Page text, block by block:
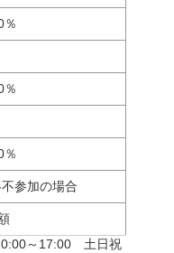
％
％
％
参加の場合
～17:00 土日祝